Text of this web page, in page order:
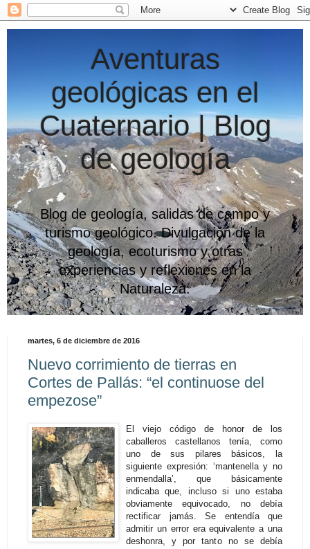
Aventuras
geológicas en el
Cuaternario | Blog
de geología
Blog de geología, salidas de campo y
turismo geológico. Divulgación de la
geología, ecoturismo y otras
experiencias y reflexiones en la
Naturaleza.
martes, 6 de diciembre de 2016
Nuevo corrimiento de tierras en
Cortes de Pallás: “el continuose del
empezose”
El viejo código de honor de los
caballeros castellanos tenía, como
uno de sus pilares básicos, la
siguiente expresión: ‘mantenella y no
enmendalla’, que básicamente
indicaba que, incluso si uno estaba
obviamente equivocado, no debía
rectificar jamás. Se entendía que
admitir un error era equivalente a una
deshonra, y por tanto no se debía